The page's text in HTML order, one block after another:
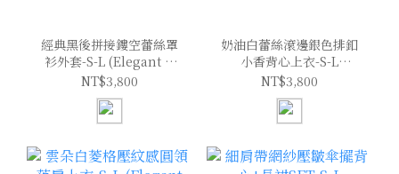
經典黑後拼接鏤空蕾絲罩
衫外套-S-L (Elegant &
Love)
NT$3,800
奶油白蕾絲滾邊銀色排釦
小香背心上衣-S-L
(Elegant & Love)
NT$3,800